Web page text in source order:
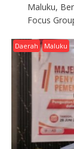
Maluku,
Focus
Daerah Maluku